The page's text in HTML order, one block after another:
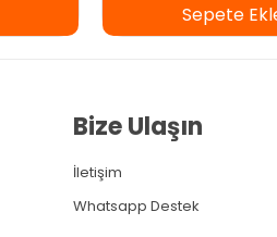
Sepete
Bize Ulaşın
İletişim
Whatsapp Destek